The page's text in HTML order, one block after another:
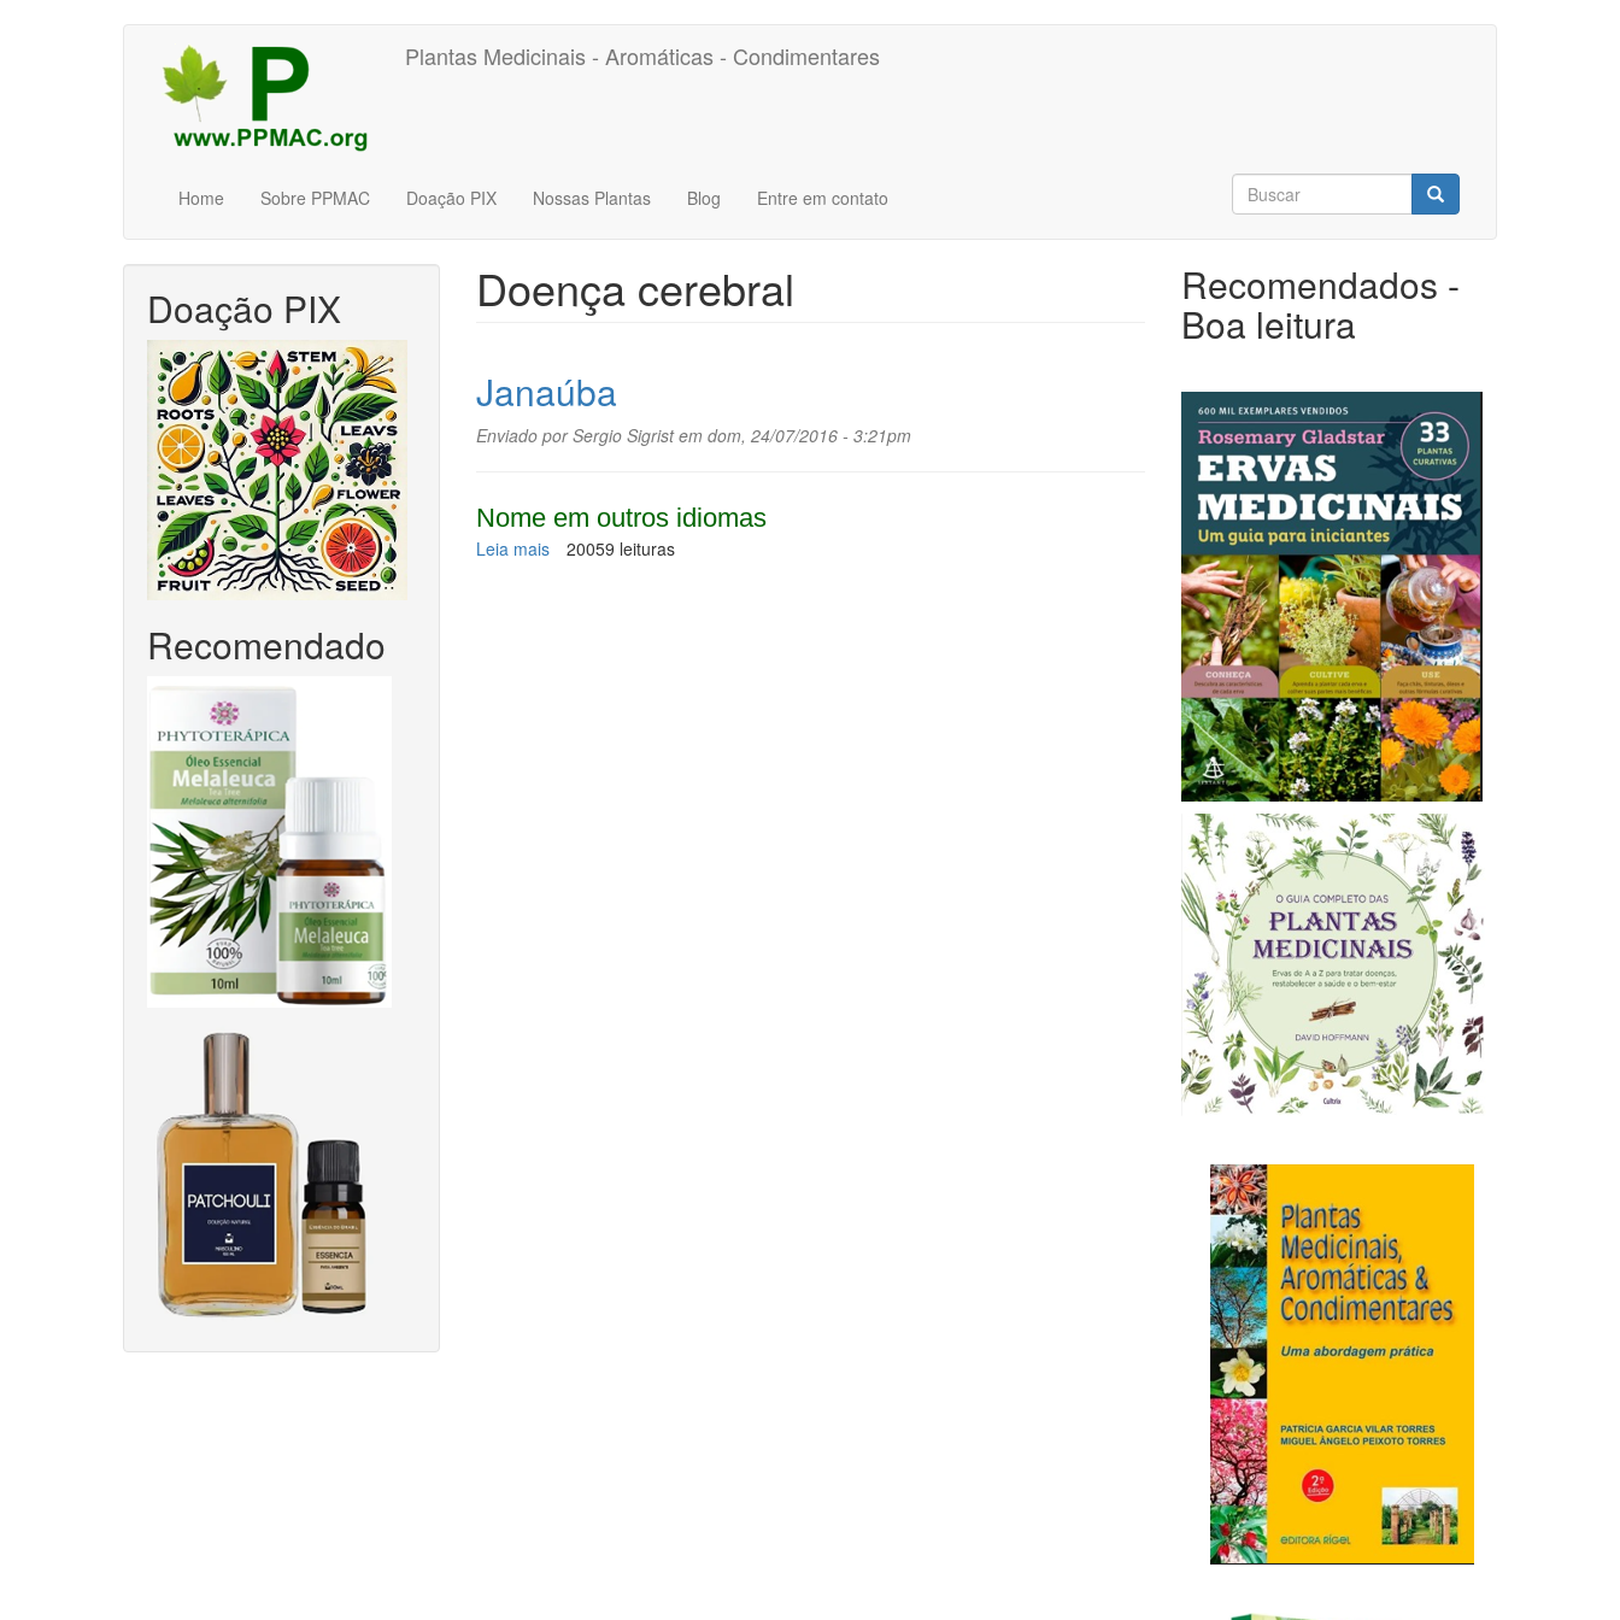
Plantas Medicinais - Aromáticas - Condimentares
Home Sobre PPMAC Doação PIX Nossas Plantas Blog Entre em contato Formulário
de
busca
Doação PIX
Recomendado
Doença cerebral
Janaúba
Enviado porSergio Sigristem dom, 24/07/2016 - 3:21pm
Nome em outros idiomas
Leia maissobre
20059 leituras
Recomendados -
Boa leitura